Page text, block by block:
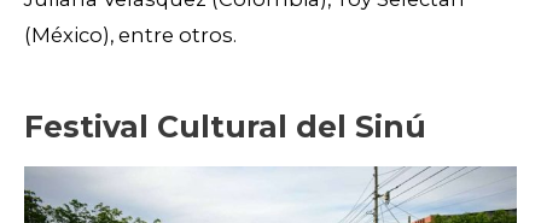
(México), entre otros.
Festival Cultural del Sinú